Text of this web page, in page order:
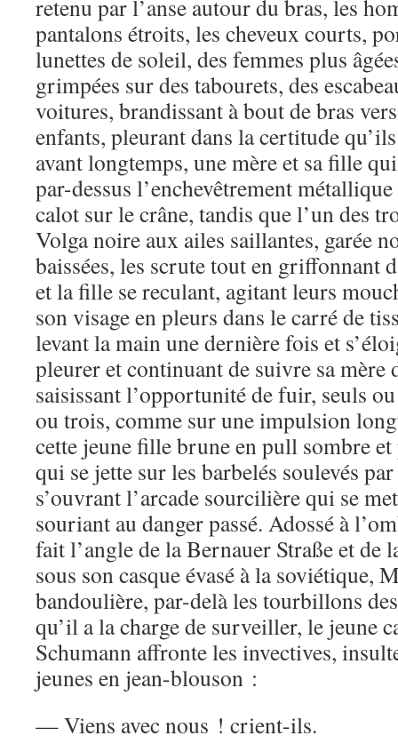
retenu par l’anse autour du bras, les
pantalons étroits, les cheveux courts,
lunettes de soleil, des femmes plus
grimpées sur des tabourets, des
voitures, brandissant à bout de bras
enfants, pleurant dans la certitude
avant longtemps, une mère et sa fille
par-dessus l’enchevêtrement
calot sur le crâne, tandis que l’un des
Volga noire aux ailes saillantes, garée
baissées, les scrute tout en griffonnant
et la fille se reculant, agitant leurs
son visage en pleurs dans le carré de
levant la main une dernière fois et
pleurer et continuant de suivre sa mère
saisissant l’opportunité de fuir, seuls
ou trois, comme sur une impulsion
cette jeune fille brune en pull sombre
qui se jette sur les barbelés soulevés
s’ouvrant l’arcade sourcilière qui se
souriant au danger passé. Adossé à
fait l’angle de la Bernauer Straße et de
sous son casque évasé à la soviétique,
bandoulière, par-delà les tourbillons
qu’il a la charge de surveiller, le jeune
Schumann affronte les invectives,
jeunes en jean-blouson :
— Viens avec nous ! crient-ils.